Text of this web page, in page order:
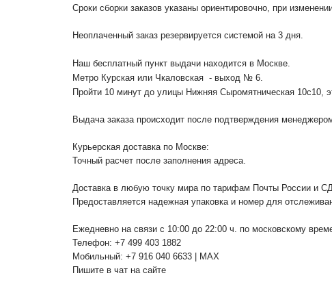
Сроки сборки заказов указаны ориентировочно, при
Неоплаченный заказ резервируется системой на 3 дня.
Наш бесплатный пункт выдачи находится в Москве.
Метро Курская или Чкаловская - выход № 6.
Пройти 10 минут до улицы Нижняя Сыромятническая 10с10 ,
Выдача заказа происходит после подтверждения
Курьерская доставка по Москве:
Точный расчет после заполнения адреса.
Доставка в любую точку мира по тарифам Почты России и
Предоставляется надежная упаковка и номер для
Ежедневно на связи с 10:00 до 22:00 ч. по московскому
Телефон: +7 499 403 1882
Мобильный: +7 916 040 6633 | MAX
Пишите в чат на сайте